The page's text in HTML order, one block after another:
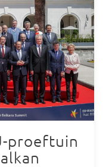
proeftuin